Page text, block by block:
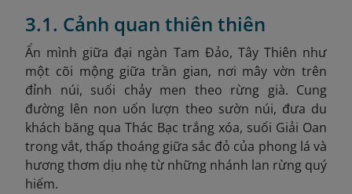
3.1. Cảnh quan thiên thiên
Ẩn mình giữa đại ngàn Tam Đảo, Tây Thiên như
một cõi mộng giữa trần gian, nơi mây vờn trên
đỉnh núi, suối chảy men theo rừng già. Cung
đường lên non uốn lượn theo sườn núi, đưa du
khách băng qua Thác Bạc trắng xóa, suối Giải Oan
trong vắt, thấp thoáng giữa sắc đỏ của phong lá và
hương thơm dịu nhẹ từ những nhánh lan rừng quý
hiếm.